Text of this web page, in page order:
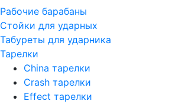
Рабочие барабаны
Стойки для ударных
Табуреты для ударника
Тарелки
China тарелки
Crash тарелки
Effect тарелки